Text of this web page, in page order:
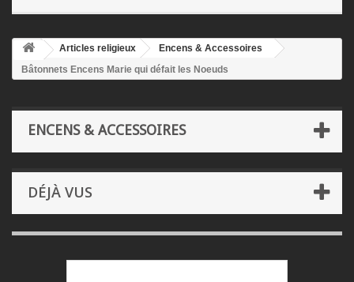
Articles religieux
Encens & Accessoires
Bâtonnets Encens Marie qui défait les Noeuds
ENCENS & ACCESSOIRES
DÉJÀ VUS